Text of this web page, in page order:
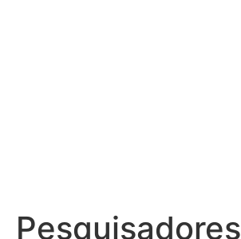
Pesquisadores